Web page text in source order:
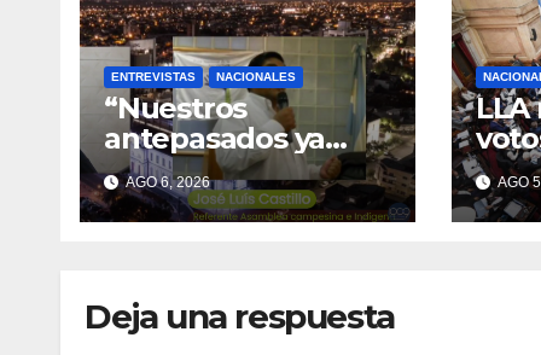
ENTREVISTAS NACIONALES
“Nuestros
antepasados ya
vivieron en la
desgracia con la
Forestal algo que
AGO 6, 2026
LLA
AGO
Deja una respuesta